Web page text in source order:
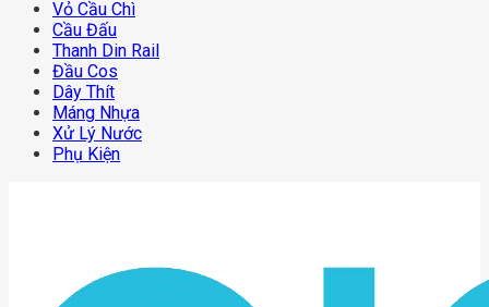
Vỏ Cầu Chì
Cầu Đấu
Thanh Din Rail
Đầu Cos
Dây Thít
Máng Nhựa
Xử Lý Nước
Phụ Kiện